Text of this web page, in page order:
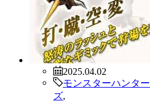
2025.04.02
モンスターハンター
ズ